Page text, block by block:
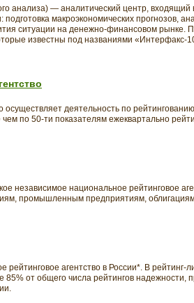
анализа) — аналитический центр, входящий
макроэкономических прогнозов,
ситуации на денежно-финансовом рынке.
известны под названиями «Интерфакс-
осуществляет деятельность по
по 50-ти показателям ежеквартально
независимое национальное рейтинговое
промышленным предприятиям, облигациям
агентство в России*. В рейтинг-
85% от общего числа рейтингов надежности,